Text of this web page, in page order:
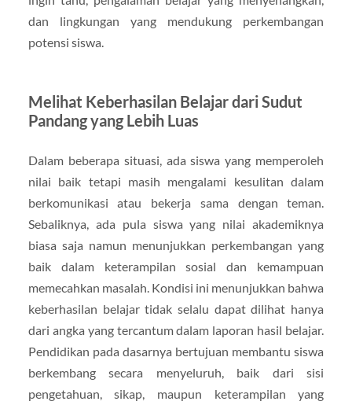
dan lingkungan yang mendukung perkembangan
potensi siswa.
Melihat Keberhasilan Belajar dari Sudut
Pandang yang Lebih Luas
Dalam beberapa situasi, ada siswa yang memperoleh
nilai baik tetapi masih mengalami kesulitan dalam
berkomunikasi atau bekerja sama dengan teman.
Sebaliknya, ada pula siswa yang nilai akademiknya
biasa saja namun menunjukkan perkembangan yang
baik dalam keterampilan sosial dan kemampuan
memecahkan masalah. Kondisi ini menunjukkan bahwa
keberhasilan belajar tidak selalu dapat dilihat hanya
dari angka yang tercantum dalam laporan hasil belajar.
Pendidikan pada dasarnya bertujuan membantu siswa
berkembang secara menyeluruh, baik dari sisi
pengetahuan, sikap, maupun keterampilan yang